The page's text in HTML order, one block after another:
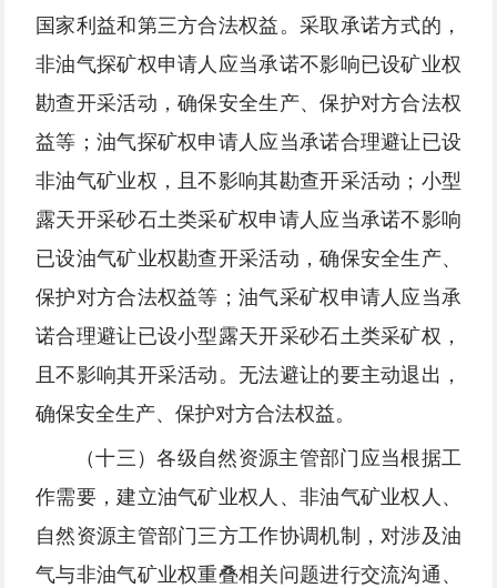
国家利益和第三方合法权益。采取承诺方式的，
非油气探矿权申请人应当承诺不影响已设矿业权
勘查开采活动，确保安全生产、保护对方合法权
益等；油气探矿权申请人应当承诺合理避让已设
非油气矿业权，且不影响其勘查开采活动；小型
露天开采砂石土类采矿权申请人应当承诺不影响
已设油气矿业权勘查开采活动，确保安全生产、
保护对方合法权益等；油气采矿权申请人应当承
诺合理避让已设小型露天开采砂石土类采矿权，
且不影响其开采活动。无法避让的要主动退出，
确保安全生产、保护对方合法权益。
（十三）各级自然资源主管部门应当根据工
作需要，建立油气矿业权人、非油气矿业权人、
自然资源主管部门三方工作协调机制，对涉及油
气与非油气矿业权重叠相关问题进行交流沟通、